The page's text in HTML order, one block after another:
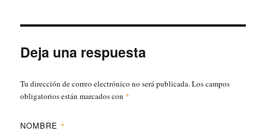
Deja una respuesta
Tu dirección de correo electrónico no será publicada.Los campos
obligatorios están marcados con *
NOMBRE *